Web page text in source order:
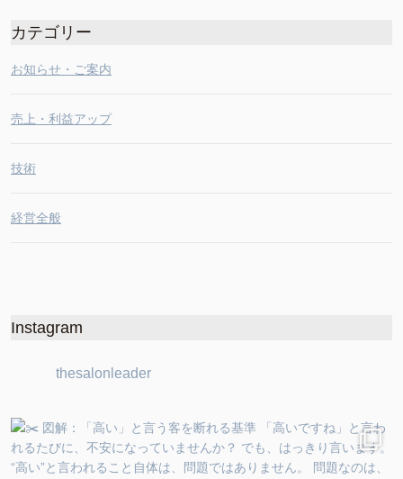
カテゴリー
お知らせ・ご案内
売上・利益アップ
技術
経営全般
Instagram
thesalonleader